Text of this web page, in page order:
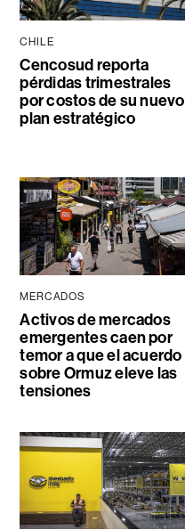
CHILE
Cencosud reporta
pérdidas trimestrales
por costos de su nuevo
plan estratégico
MERCADOS
Activos de mercados
emergentes caen por
temor a que el acuerdo
sobre Ormuz eleve las
tensiones